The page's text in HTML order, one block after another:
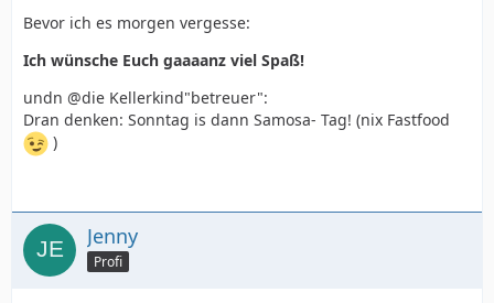
Bevor ich es morgen vergesse:
Ich wünsche Euch gaaaanz viel Spaß!
undn @die Kellerkind"betreuer":
Dran denken: Sonntag is dann Samosa- Tag! (nix Fastfood
)
Jenny
Profi